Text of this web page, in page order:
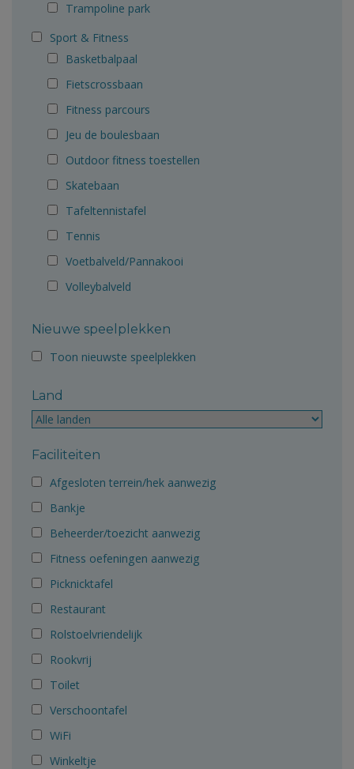
Trampoline park
Sport & Fitness
Basketbalpaal
Fietscrossbaan
Fitness parcours
Jeu de boulesbaan
Outdoor fitness toestellen
Skatebaan
Tafeltennistafel
Tennis
Voetbalveld/Pannakooi
Volleybalveld
Nieuwe speelplekken
Toon nieuwste speelplekken
Land
Faciliteiten
Afgesloten terrein/hek aanwezig
Bankje
Beheerder/toezicht aanwezig
Fitness oefeningen aanwezig
Picknicktafel
Restaurant
Rolstoelvriendelijk
Rookvrij
Toilet
Verschoontafel
WiFi
Winkeltje